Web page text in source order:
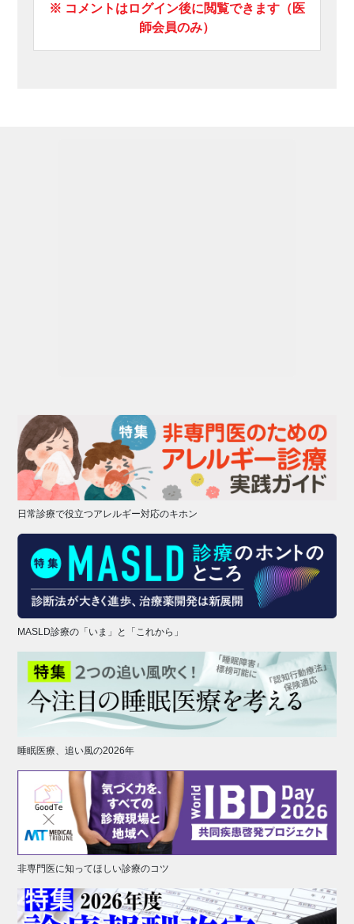
※ コメントはログイン後に閲覧できます（医
師会員のみ）
日常診療で役立つアレルギー対応のキホン
MASLD診療の「いま」と「これから」
睡眠医療、追い風の2026年
非専門医に知ってほしい診療のコツ